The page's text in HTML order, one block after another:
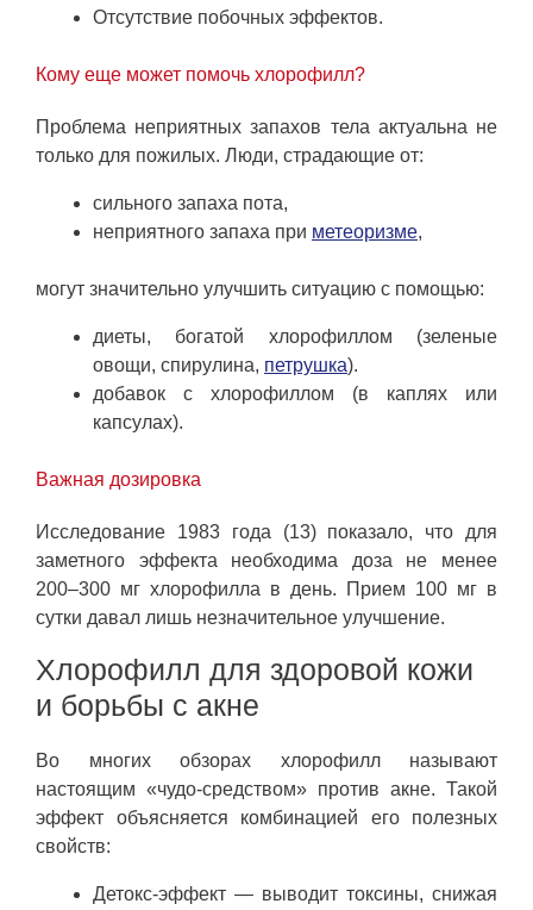
Отсутствие побочных эффектов.
Кому еще может помочь хлорофилл?
Проблема неприятных запахов тела актуальна не
только для пожилых. Люди, страдающие от:
сильного запаха пота,
неприятного запаха при метеоризме,
могут значительно улучшить ситуацию с помощью:
диеты, богатой хлорофиллом (зеленые
овощи, спирулина, петрушка).
добавок с хлорофиллом (в каплях или
капсулах).
Важная дозировка
Исследование 1983 года (13) показало, что для
заметного эффекта необходима доза не менее
200–300 мг хлорофилла в день. Прием 100 мг в
сутки давал лишь незначительное улучшение.
Хлорофилл для здоровой кожи
и борьбы с акне
Во многих обзорах хлорофилл называют
настоящим «чудо-средством» против акне. Такой
эффект объясняется комбинацией его полезных
свойств:
Детокс-эффект — выводит токсины, снижая